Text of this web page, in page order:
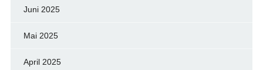
Juni 2025
Mai 2025
April 2025